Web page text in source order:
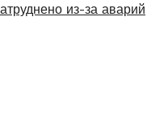
из-за аварий